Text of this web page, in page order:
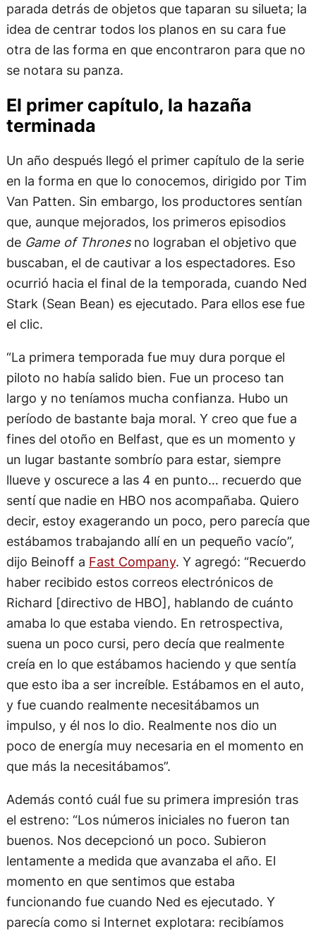
parada detrás de objetos que taparan su silueta; la
idea de centrar todos los planos en su cara fue
otra de las forma en que encontraron para que no
se notara su panza.
El primer capítulo, la hazaña
terminada
Un año después llegó el primer capítulo de la serie
en la forma en que lo conocemos, dirigido por Tim
Van Patten. Sin embargo, los productores sentían
que, aunque mejorados, los primeros episodios
de Game of Thronesno lograban el objetivo que
buscaban, el de cautivar a los espectadores. Eso
ocurrió hacia el final de la temporada, cuando Ned
Stark (Sean Bean) es ejecutado. Para ellos ese fue
el clic.
“La primera temporada fue muy dura porque el
piloto no había salido bien. Fue un proceso tan
largo y no teníamos mucha confianza. Hubo un
período de bastante baja moral. Y creo que fue a
fines del otoño en Belfast, que es un momento y
un lugar bastante sombrío para estar, siempre
llueve y oscurece a las 4 en punto… recuerdo que
sentí que nadie en HBO nos acompañaba. Quiero
decir, estoy exagerando un poco, pero parecía que
estábamos trabajando allí en un pequeño vacío”,
dijo Beinoff a Fast Company. Y agregó: “Recuerdo
haber recibido estos correos electrónicos de
Richard [directivo de HBO], hablando de cuánto
amaba lo que estaba viendo. En retrospectiva,
suena un poco cursi, pero decía que realmente
creía en lo que estábamos haciendo y que sentía
que esto iba a ser increíble. Estábamos en el auto,
y fue cuando realmente necesitábamos un
impulso, y él nos lo dio. Realmente nos dio un
poco de energía muy necesaria en el momento en
que más la necesitábamos”.
Además contó cuál fue su primera impresión tras
el estreno: “Los números iniciales no fueron tan
buenos. Nos decepcionó un poco. Subieron
lentamente a medida que avanzaba el año. El
momento en que sentimos que estaba
funcionando fue cuando Ned es ejecutado. Y
parecía como si Internet explotara: recibíamos